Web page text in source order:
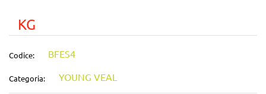
KG
Codice: BFES4
Categoria: YOUNG VEAL